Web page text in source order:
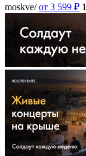
moskve/ от 3 599 ₽